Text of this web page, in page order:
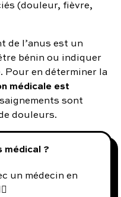
(douleur, fièvre,
de l’anus est un
bénin ou indiquer
Pour en déterminer la
médicale est
sont
douleurs.
médical ?
un médecin en